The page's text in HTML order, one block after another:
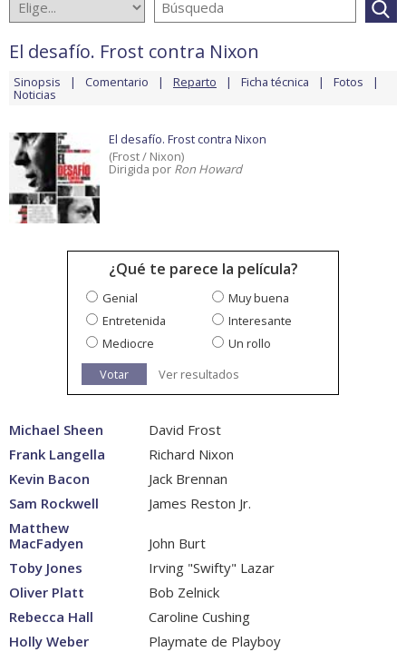
El desafío. Frost contra Nixon
Sinopsis Comentario Reparto Ficha técnica Fotos
Noticias
El desafío. Frost contra Nixon
(Frost / Nixon)
Dirigida por Ron Howard
¿Qué te parece la película?
Genial
Muy buena
Entretenida
Interesante
Mediocre
Un rollo
Votar
Ver resultados
Michael Sheen
David Frost
Frank Langella
Richard Nixon
Kevin Bacon
Jack Brennan
Sam Rockwell
James Reston Jr.
Matthew
MacFadyen
John Burt
Toby Jones
Irving "Swifty" Lazar
Oliver Platt
Bob Zelnick
Rebecca Hall
Caroline Cushing
Holly Weber
Playmate de Playboy